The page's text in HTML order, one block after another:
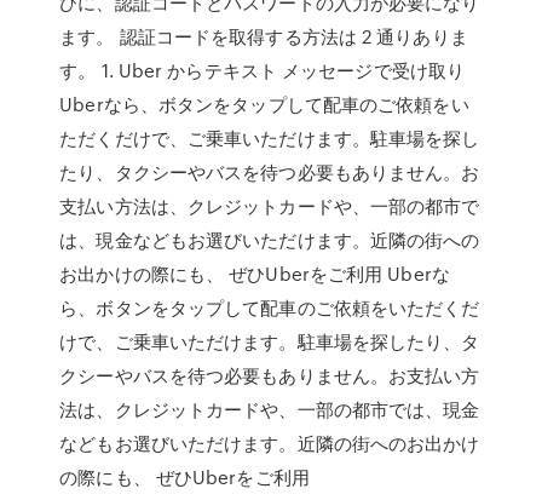
ます。 認証コードを取得する方法は 2 通りありま
す。 1. Uber からテキスト メッセージで受け取り
Uberなら、ボタンをタップして配車のご依頼をい
ただくだけで、ご乗車いただけます。駐車場を探し
たり、タクシーやバスを待つ必要もありません。お
支払い方法は、クレジットカードや、一部の都市で
は、現金などもお選びいただけます。近隣の街への
お出かけの際にも、 ぜひUberをご利用 ‎Uberな
ら、ボタンをタップして配車のご依頼をいただくだ
けで、ご乗車いただけます。駐車場を探したり、タ
クシーやバスを待つ必要もありません。お支払い方
法は、クレジットカードや、一部の都市では、現金
などもお選びいただけます。近隣の街へのお出かけ
の際にも、 ぜひUberをご利用